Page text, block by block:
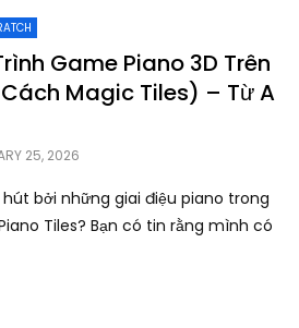
Game Piano 3D Trên
Magic Tiles) – Từ A
25, 2026
bởi những giai điệu piano trong
Tiles? Bạn có tin rằng mình có